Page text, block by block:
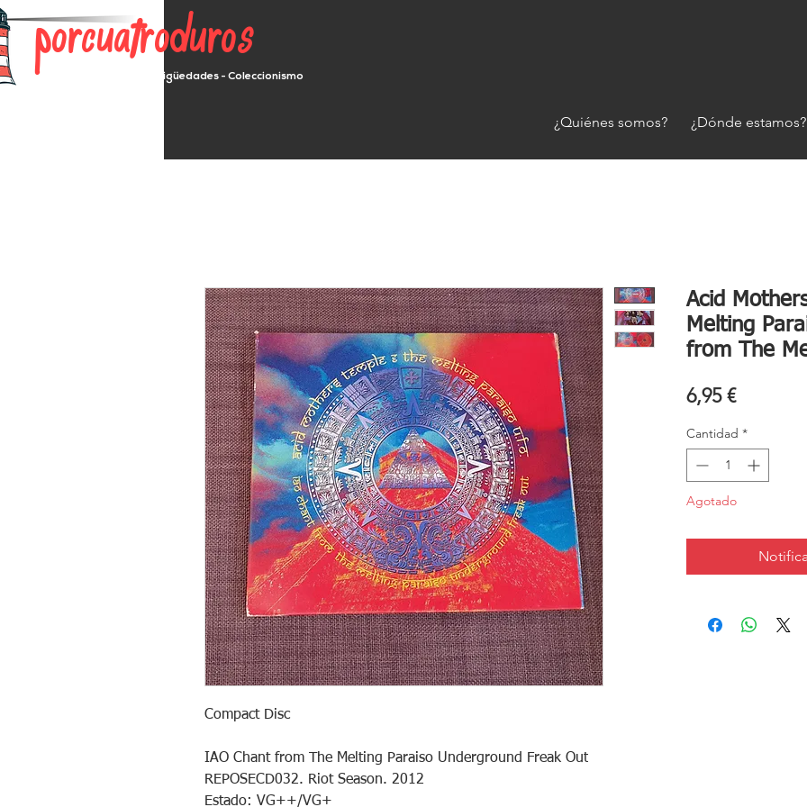
porcuatroduros
Segunda mano - Antigüedades - Coleccionismo
¿Quiénes somos? ¿Dónde estamos?
Compact Disc
IAO Chant from The Melting Paraiso Underground Freak Out
REPOSECD032. Riot Season. 2012
Estado: VG++/VG+
Acid
Melting
from The
6,95 €Precio
Cantidad *
Agotado